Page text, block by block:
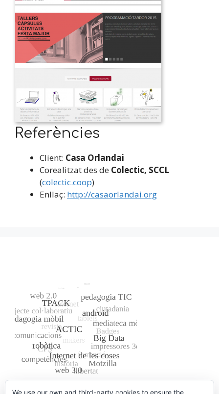
Referències
Client: Casa Orlandai
Corealitzat des de Colectic, SCCL
(colectic.coop)
Enllaç: http://casaorlandai.org
We use our own and third-party cookies to ensure the